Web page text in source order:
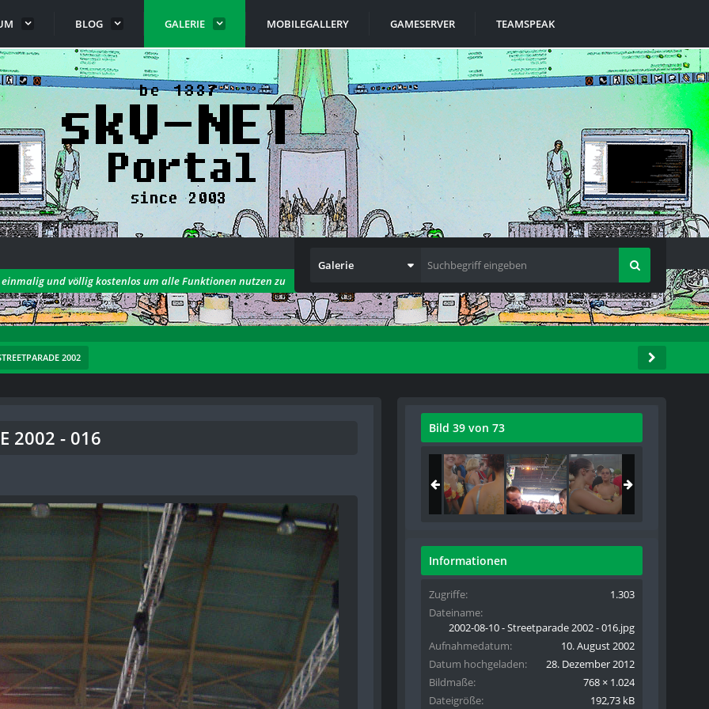
BLOG GALERIE MOBILEGALLERY GAMESERVER TEAMSPEAK
Galerie
und völlig kostenlos um alle Funktionen nutzen zu
2002
2002 - 016 Bild 39 von 73
Informationen
Zugriffe
1.303
Dateiname
2002-08-10 - Streetparade 2002 - 016.jpg
Aufnahmedatum
10. August 2002
Datum hochgeladen
28. Dezember 2012
Bildmaße
768 × 1.024
Dateigröße
192,73 kB